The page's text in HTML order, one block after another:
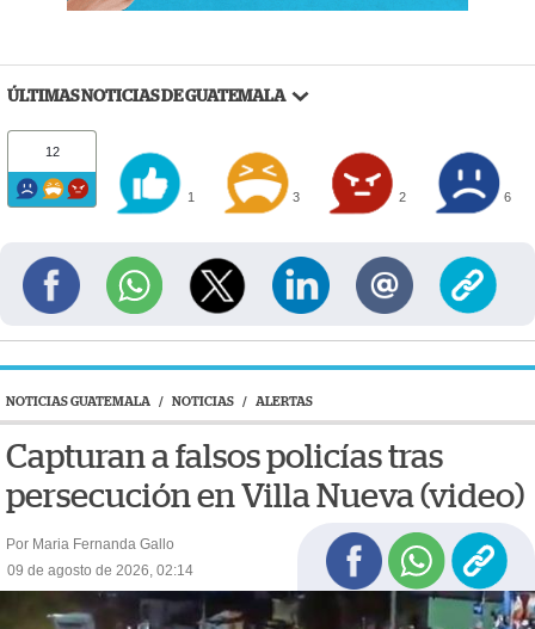
ÚLTIMAS NOTICIAS DE GUATEMALA
12
1 3 2 6
NOTICIAS GUATEMALA / NOTICIAS / ALERTAS
Capturan a falsos policías tras
persecución en Villa Nueva (video)
Por Maria Fernanda Gallo
09 de agosto de 2026, 02:14